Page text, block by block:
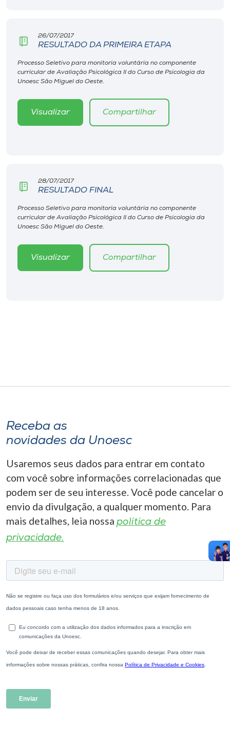
26/07/2017
RESULTADO DA PRIMEIRA ETAPA
Processo Seletivo para monitoria voluntária no componente
curricular de Avaliação Psicológica II do Curso de Psicologia da
Unoesc São Miguel do Oeste.
Visualizar Compartilhar
28/07/2017
RESULTADO FINAL
Processo Seletivo para monitoria voluntária no componente
curricular de Avaliação Psicológica II do Curso de Psicologia da
Unoesc São Miguel do Oeste.
Visualizar Compartilhar
Receba as
novidades da Unoesc
Usaremos seus dados para entrar em contato
com você sobre informações correlacionadas que
podem ser de seu interesse. Você pode cancelar o
envio da divulgação, a qualquer momento. Para
mais detalhes, leia nossa política de
privacidade.